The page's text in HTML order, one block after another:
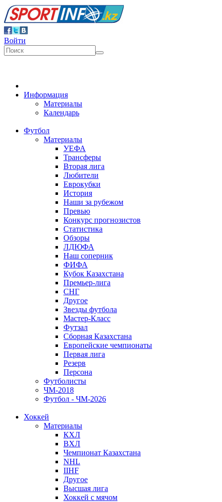
Войти
Информация
Материалы
Календарь
Футбол
Материалы
УЕФА
Трансферы
Вторая лига
Любители
Еврокубки
История
Наши за рубежом
Превью
Конкурс прогнозистов
Статистика
Обзоры
ЛДЮФА
Наш соперник
ФИФА
Кубок Казахстана
Премьер-лига
СНГ
Другое
Звезды футбола
Мастер-Класс
Футзал
Сборная Казахстана
Европейские чемпионаты
Первая лига
Резерв
Персона
Футболисты
ЧМ-2018
Футбол - ЧМ-2026
Хоккей
Материалы
КХЛ
ВХЛ
Чемпионат Казахстана
NHL
IIHF
Другое
Высшая лига
Хоккей с мячом